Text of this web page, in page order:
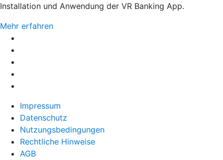
Installation und Anwendung der VR Banking App.
Mehr erfahren
Impressum
Datenschutz
Nutzungsbedingungen
Rechtliche Hinweise
AGB